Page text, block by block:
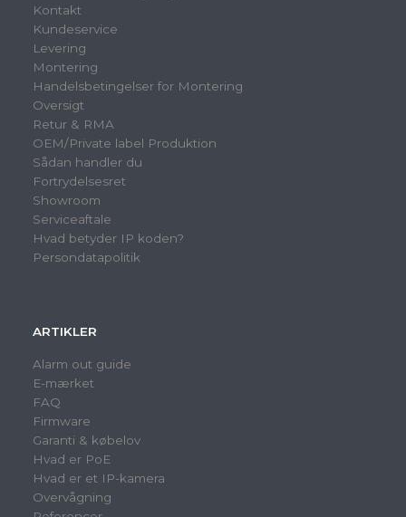
Kontakt
Kundeservice
Levering
Montering
Handelsbetingelser for Montering
Oversigt
Retur & RMA
OEM/Private label Produktion
Sådan handler du
Fortrydelsesret
Showroom
Serviceaftale
Hvad betyder IP koden?
Persondatapolitik
ARTIKLER
Alarm out guide
E-mærket
FAQ
Firmware
Garanti & købelov
Hvad er PoE
Hvad er et IP-kamera
Overvågning